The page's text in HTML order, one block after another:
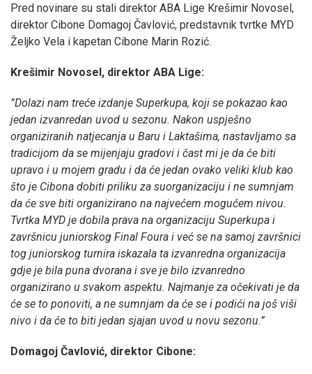
Pred novinare su stali direktor ABA Lige Krešimir Novosel,
direktor Cibone Domagoj Čavlović, predstavnik tvrtke MYD
Željko Vela i kapetan Cibone Marin Rozić.
Krešimir Novosel, direktor ABA Lige:
”Dolazi nam treće izdanje Superkupa, koji se pokazao kao
jedan izvanredan uvod u sezonu. Nakon uspješno
organiziranih natjecanja u Baru i Laktašima, nastavljamo sa
tradicijom da se mijenjaju gradovi i čast mi je da će biti
upravo i u mojem gradu i da će jedan ovako veliki klub kao
što je Cibona dobiti priliku za suorganizaciju i ne sumnjam
da će sve biti organizirano na najvećem mogućem nivou.
Tvrtka MYD je dobila prava na organizaciju Superkupa i
završnicu juniorskog Final Foura i već se na samoj završnici
tog juniorskog turnira iskazala ta izvanredna organizacija
gdje je bila puna dvorana i sve je bilo izvanredno
organizirano u svakom aspektu. Najmanje za očekivati je da
će se to ponoviti, a ne sumnjam da će se i podići na još viši
nivo i da će to biti jedan sjajan uvod u novu sezonu.”
Domagoj Čavlović, direktor Cibone: